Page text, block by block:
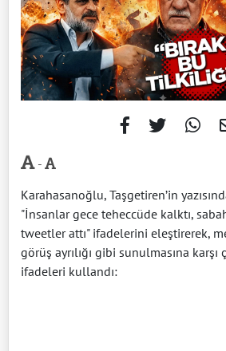
-
Karahasanoğlu, Taşgetiren’in
"İnsanlar gece teheccüde kalktı,
tweetler attı" ifadelerini eleştirerek,
görüş ayrılığı gibi sunulmasına karşı
ifadeleri kullandı: